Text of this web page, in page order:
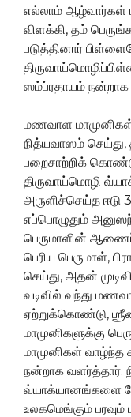
எல்லாம் ஆழ்வார்கள்
விளக்கி, தம்
படுத்தினார்
ஸம்ப்ரதாயம் நன்றாக
மணவாள
நித்யவாஸம்
பறைசாற்றிக்
திருவாய்மொழி
அருளிச்செய்த ஈடு
எப்பொழுதும்
பெருமாளின்
பெரிய பெருமாள்,
செய்து, அதன்
வடிவில் வந்து
ஏற்றுக்கொண்டு,
மாமுனிகளுக்கு
மாமுனிகள்
நன்றாக வளர்த்தார்.
வ்யாக்யானங்களை
உலகமெங்கும் பரவும்